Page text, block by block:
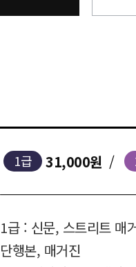
1급 31,000원 /
1급 : 신문, 스트리트 매
단행본, 매거진